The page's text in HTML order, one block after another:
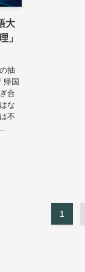
大
」
抽
帰国
合
な
不
1